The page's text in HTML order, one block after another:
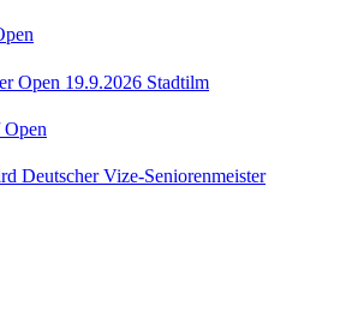
Open 19.9.2026 Stadtilm
Open
Deutscher Vize-Seniorenmeister